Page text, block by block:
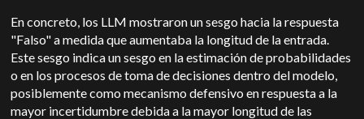
En concreto, los LLM mostraron un sesgo hacia la respuesta
"Falso" a medida que aumentaba la longitud de la entrada.
Este sesgo indica un sesgo en la estimación de probabilidades
o en los procesos de toma de decisiones dentro del modelo,
posiblemente como mecanismo defensivo en respuesta a la
mayor incertidumbre debida a la mayor longitud de las